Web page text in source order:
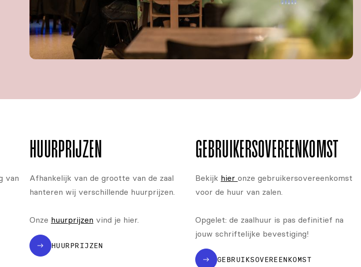
van
HUURPRIJZEN
Afhankelijk van de grootte van de zaal
hanteren wij verschillende huurprijzen.
Onze huurprijzen vind je hier.
HUURPRIJZEN
GEBRUIKERS­OVEREENKOMST
Bekijk hier onze gebruikers­overeen­komst
voor de huur van zalen.
Opgelet: de zaalhuur is pas definitief na
jouw schriftelijke bevestiging!
GEBRUIKSOVEREENKOMST